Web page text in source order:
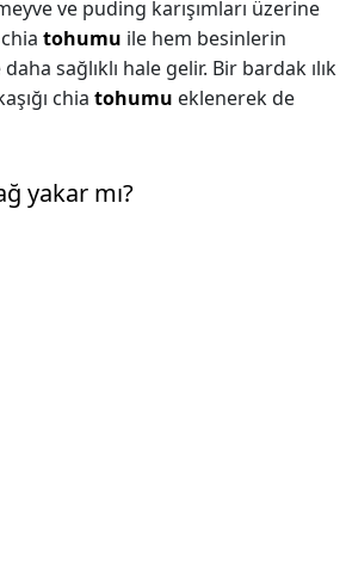
ve puding karışımları üzerine
tohumu ile hem besinlerin
sağlıklı hale gelir. Bir bardak ılık
chia tohumu eklenerek de
yakar mı?